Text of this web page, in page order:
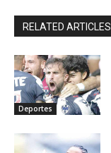
RELATED ARTICLES
Deportes